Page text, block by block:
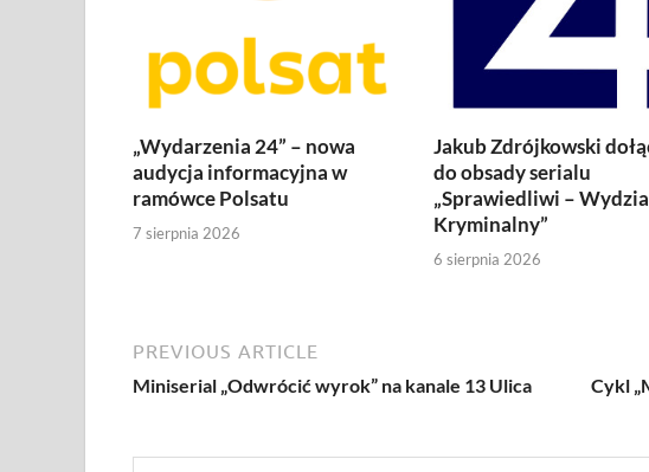
„Wydarzenia 24” – nowa
audycja informacyjna w
ramówce Polsatu
7 sierpnia 2026
Jakub Zdrójkowski
do obsady serialu
„Sprawiedliwi –
Kryminalny”
6 sierpnia 2026
PREVIOUS ARTICLE
Miniserial „Odwrócić wyrok” na kanale 13 Ulica Cykl